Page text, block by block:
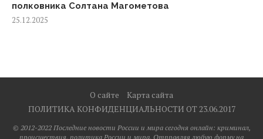
полковника Солтана Магометова
25.12.2025
О сайте
Карта сайта
ПОЛИТИКА КОНФИДЕНЦИАЛЬНОСТИ ОТ 23.06.2017
© 2012-2022 Последние новости России и мира сегодня онлайн: криминал,
происшествия, политика России и мира. Отправляя любую форму на